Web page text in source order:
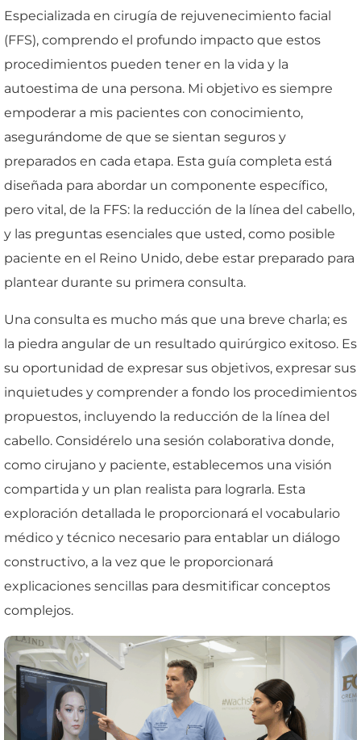
Especializada en cirugía de rejuvenecimiento facial
(FFS), comprendo el profundo impacto que estos
procedimientos pueden tener en la vida y la
autoestima de una persona. Mi objetivo es siempre
empoderar a mis pacientes con conocimiento,
asegurándome de que se sientan seguros y
preparados en cada etapa. Esta guía completa está
diseñada para abordar un componente específico,
pero vital, de la FFS: la reducción de la línea del cabello,
y las preguntas esenciales que usted, como posible
paciente en el Reino Unido, debe estar preparado para
plantear durante su primera consulta.
Una consulta es mucho más que una breve charla; es
la piedra angular de un resultado quirúrgico exitoso. Es
su oportunidad de expresar sus objetivos, expresar sus
inquietudes y comprender a fondo los procedimientos
propuestos, incluyendo la reducción de la línea del
cabello. Considérelo una sesión colaborativa donde,
como cirujano y paciente, establecemos una visión
compartida y un plan realista para lograrla. Esta
exploración detallada le proporcionará el vocabulario
médico y técnico necesario para entablar un diálogo
constructivo, a la vez que le proporcionará
explicaciones sencillas para desmitificar conceptos
complejos.